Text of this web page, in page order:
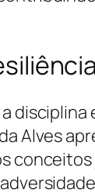
Alves